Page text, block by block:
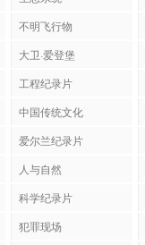
不明飞行物
大卫·爱登堡
工程纪录片
中国传统文化
爱尔兰纪录片
人与自然
科学纪录片
犯罪现场